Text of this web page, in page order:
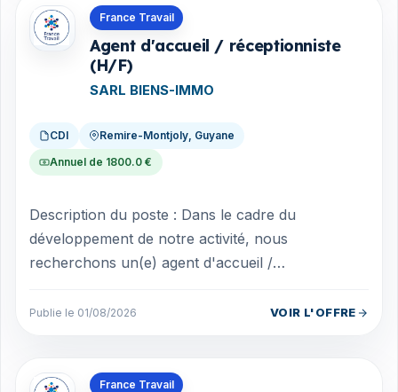
France Travail
Agent d'accueil / réceptionniste
(H/F)
SARL BIENS-IMMO
CDI Remire-Montjoly, Guyane
Annuel de 1800.0 €
Description du poste : Dans le cadre du
développement de notre activité, nous
recherchons un(e) agent d'accueil /
organisé(e) afin d'...
Publie le 01/08/2026 VOIR L'OFFRE
Offres en Guyane
France Travail
Offres en Guyane